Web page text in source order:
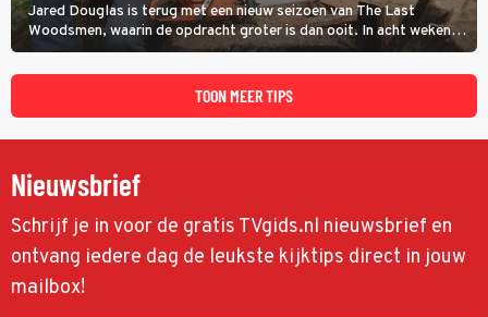
Jared Douglas is terug met een nieuw seizoen van The Last
Woodsmen, waarin de opdracht groter is dan ooit. In acht weken
tijd probeert hij een miljoen dollar bij elkaar te vergaren om de
toekomst van het houthakkersbedrijf te verzekeren.
TOON MEER TIPS
Nieuwsbrief
Schrijf je in voor de gratis TVgids.nl nieuwsbrief en
ontvang iedere dag de leukste kijktips direct in jouw
mailbox!